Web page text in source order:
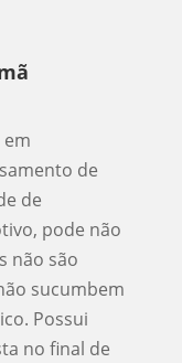
de
de
pode não
não são
sucumbem
Possui
no final de